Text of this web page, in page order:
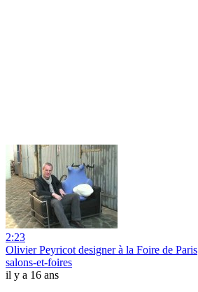
2:23
Olivier Peyricot designer à la Foire de Paris
salons-et-foires
il y a 16 ans